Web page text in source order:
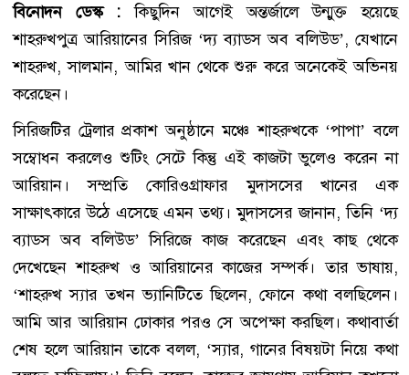
বিনোদন ডেস্ক : কিছুদিন আগেই অন্তর্জালে উন্মুক্ত হয়েছে
শাহরুখপুত্র আরিয়ানের সিরিজ ‘দ্য ব্যাডস অব বলিউড’, যেখানে
শাহরুখ, সালমান, আমির খান থেকে শুরু করে অনেকেই অভিনয়
করেছেন।
সিরিজটির ট্রেলার প্রকাশ অনুষ্ঠানে মঞ্চে শাহরুখকে ‘পাপা’ বলে
সম্বোধন করলেও শুটিং সেটে কিন্তু এই কাজটা ভুলেও করেন না
আরিয়ান। সম্প্রতি কোরিওগ্রাফার মুদাসসের খানের এক
সাক্ষাৎকারে উঠে এসেছে এমন তথ্য। মুদাসসের জানান, তিনি ‘দ্য
ব্যাডস অব বলিউড’ সিরিজে কাজ করেছেন এবং কাছ থেকে
দেখেছেন শাহরুখ ও আরিয়ানের কাজের সম্পর্ক। তার ভাষায়,
‘শাহরুখ স্যার তখন ভ্যানিটিতে ছিলেন, ফোনে কথা বলছিলেন।
আমি আর আরিয়ান ঢোকার পরও সে অপেক্ষা করছিল। কথাবার্তা
শেষ হলে আরিয়ান তাকে বলল, ‘স্যার, গানের বিষয়টা নিয়ে কথা